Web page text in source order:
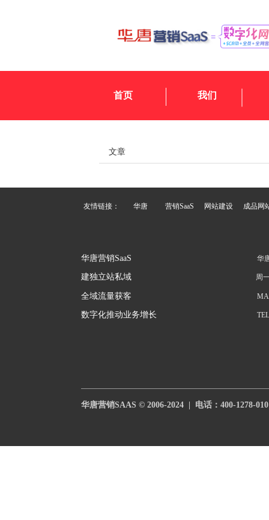
首页 我们
文章
华唐营销SaaS
建独立站私域
全域流量获客
数字化推动业务增长
华唐营销SAAS © 2006-2024  |  电话： 400-1278-010
周
华
友情链接： 华唐 营销SaaS 网站建设 成品网